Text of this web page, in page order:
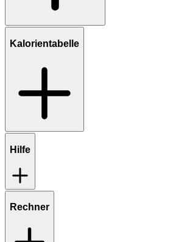
Kalorientabelle
Hilfe
Rechner